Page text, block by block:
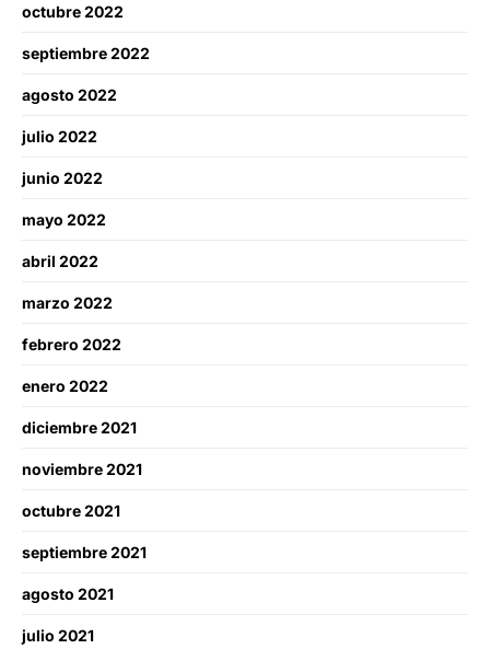
octubre 2022
septiembre 2022
agosto 2022
julio 2022
junio 2022
mayo 2022
abril 2022
marzo 2022
febrero 2022
enero 2022
diciembre 2021
noviembre 2021
octubre 2021
septiembre 2021
agosto 2021
julio 2021